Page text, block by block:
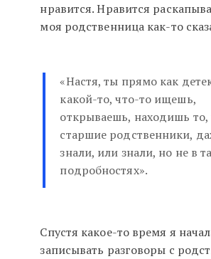
нравится. Нравится
моя родственница как-то
«Настя, ты прямо как
какой-то, что-то ищешь,
открываешь, находишь
старшие родственники,
знали, или знали, но не в
подробностях».
Спустя какое-то время я
записывать разговоры с